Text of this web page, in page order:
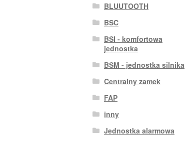
BLUUTOOTH
BSC
BSI - komfortowa
jednostka
BSM - jednostka silnika
Centralny zamek
FAP
inny
Jednostka alarmowa